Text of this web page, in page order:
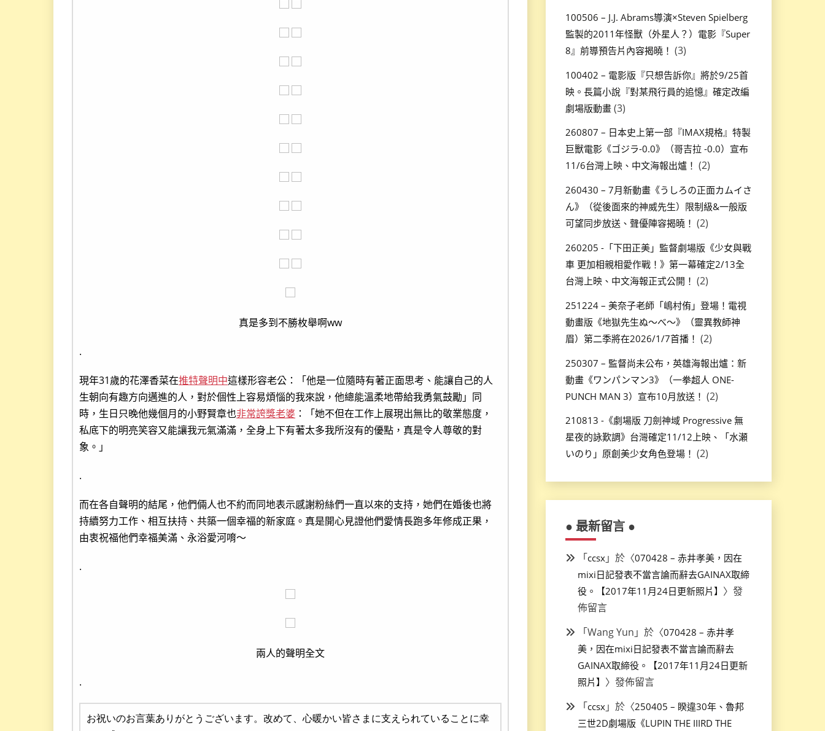
真是多到不勝枚舉啊ww
.
現年31歲的花澤香菜在推特聲明中這樣形容老公：「他是一位隨時有著正面思考、能讓自己的人
生朝向有趣方向邁進的人，對於個性上容易煩惱的我來說，他總能溫柔地帶給我勇氣鼓勵」同
時，生日只晚他幾個月的小野賢章也非常誇獎老婆 ：「她不但在工作上展現出無比的敬業態度，
私底下的明亮笑容又能讓我元氣滿滿，全身上下有著太多我所沒有的優點，真是令人尊敬的對
象。」
.
而在各自聲明的結尾，他們倆人也不約而同地表示感謝粉絲們一直以來的支持，她們在婚後也將
持續努力工作、相互扶持、共築一個幸福的新家庭。真是開心見證他們愛情長跑多年修成正果，
由衷祝福他們幸福美滿、永浴愛河唷～
.
兩人的聲明全文
.
お祝いのお言葉ありがとうございます。改めて、心暖かい皆さまに支えられていることに幸
100506 – J.J. Abrams導演×Steven Spielberg
監製的2011年怪獸（外星人？）電影『Super
8』前導預告片內容揭曉！ (3)
100402 – 電影版『只想告訴你』將於9/25首
映。長篇小說『對某飛行員的追憶』確定改編
劇場版動畫 (3)
260807 – 日本史上第一部『IMAX規格』特製
巨獸電影《ゴジラ-0.0》（哥吉拉 -0.0）宣布
11/6台灣上映、中文海報出爐！ (2)
260430 – 7月新動畫《うしろの正面カムイさ
ん》（從後面來的神威先生）限制級&一般版
可望同步放送、聲優陣容揭曉！ (2)
260205 -「下田正美」監督劇場版《少女與戰
車 更加相親相愛作戰！》第一幕確定2/13全
台灣上映、中文海報正式公開！ (2)
251224 – 美奈子老師「嶋村侑」登場！電視
動畫版《地獄先生ぬ～べ～》（靈異教師神
眉）第二季將在2026/1/7首播！ (2)
250307 – 監督尚未公布，英雄海報出爐：新
動畫《ワンパンマン3》（一拳超人 ONE-
PUNCH MAN 3）宣布10月放送！ (2)
210813 -《劇場版 刀劍神域 Progressive 無
星夜的詠歎調》台灣確定11/12上映、「水瀬
いのり」原創美少女角色登場！ (2)
● 最新留言 ●
「ccsx」於〈070428 – 赤井孝美，因在
mixi日記發表不當言論而辭去GAINAX取締
役。【2017年11月24日更新照片】 〉發
佈留言
「Wang Yun 」於〈070428 – 赤井孝
美，因在mixi日記發表不當言論而辭去
GAINAX取締役。【2017年11月24日更新
照片】 〉發佈留言
「ccsx」於〈250405 – 睽違30年、魯邦
三世2D劇場版《LUPIN THE IIIRD THE